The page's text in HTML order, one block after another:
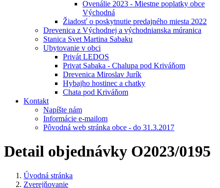
Ovenálie 2023 - Miestne poplatky obce
Východná
Žiadosť o poskytnutie predajného miesta 2022
Drevenica z Východnej a východnianska múranica
Stanica Svet Martina Sabaku
Ubytovanie v obci
Privát LEDOS
Privat Sabaka - Chalupa pod Kriváňom
Drevenica Miroslav Jurík
Hybajho hostinec a chatky
Chata pod Kriváňom
Kontakt
Napíšte nám
Informácie e-mailom
Pôvodná web stránka obce - do 31.3.2017
Detail objednávky O2023/0195
Úvodná stránka
Zverejňovanie